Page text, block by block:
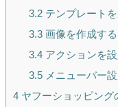
3.2テンプレート
3.3画像を作成する
3.4アクションを設
3.5メニューバー
4 ヤフーショッピング